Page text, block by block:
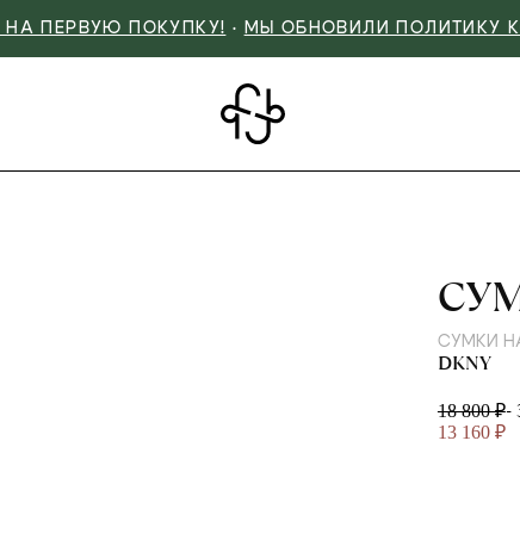
НА ПЕРВУЮ ПОКУПКУ! • МЫ ОБНОВИЛИ ПОЛИТИКУ
СУМКИ
DKNY
18 800 ₽-
13 160 ₽